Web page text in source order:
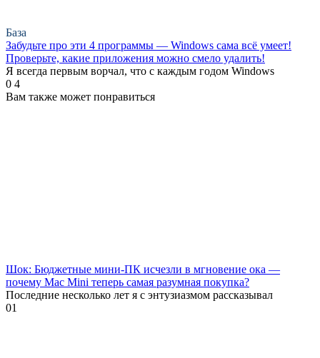
База
Забудьте про эти 4 программы — Windows сама всё умеет!
Проверьте, какие приложения можно смело удалить!
Я всегда первым ворчал, что с каждым годом Windows
0 4
Вам также может понравиться
Шок: Бюджетные мини-ПК исчезли в мгновение ока —
почему Mac Mini теперь самая разумная покупка?
Последние несколько лет я с энтузиазмом рассказывал
01